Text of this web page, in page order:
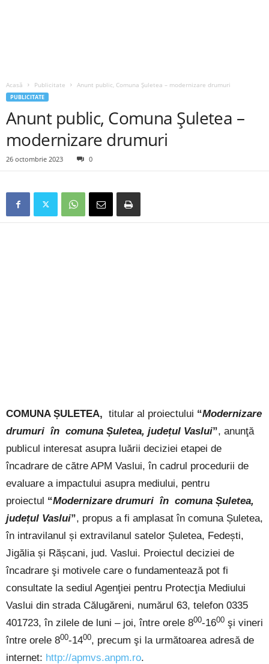
Acasă Publicitate Anunt public, Comuna Șuletea – modernizare drumuri
PUBLICITATE
Anunt public, Comuna Șuletea –
modernizare drumuri
26 octombrie 2023 0
COMUNA ȘULETEA, titular al proiectului “Modernizare
drumuri în comuna Șuletea, județul Vaslui”, anunţă
publicul interesat asupra luării deciziei etapei de
încadrare de către APM Vaslui, în cadrul procedurii de
evaluare a impactului asupra mediului, pentru
proiectul “Modernizare drumuri în comuna Șuletea,
județul Vaslui”, propus a fi amplasat în comuna Șuletea,
în intravilanul și extravilanul satelor Șuletea, Fedești,
Jigălia și Rășcani, jud. Vaslui. Proiectul deciziei de
încadrare şi motivele care o fundamentează pot fi
consultate la sediul Agenţiei pentru Protecţia Mediului
Vaslui din strada Călugăreni, numărul 63, telefon 0335
401723, în zilele de luni – joi, între orele 800-1600 şi vineri
între orele 800-1400, precum şi la următoarea adresă de
internet: http://apmvs.anpm.ro.